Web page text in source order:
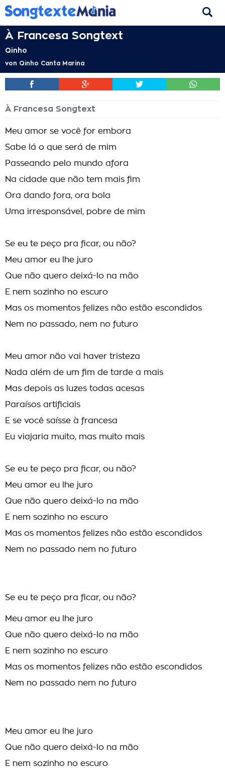
À Francesa Songtext
Qinho
von Qinho Canta Marina
À Francesa Songtext
Meu amor se você for embora
Sabe lá o que será de mim
Passeando pelo mundo afora
Na cidade que não tem mais fim
Ora dando fora, ora bola
Uma irresponsável, pobre de mim
Se eu te peço pra ficar, ou não?
Meu amor eu lhe juro
Que não quero deixá-lo na mão
E nem sozinho no escuro
Mas os momentos felizes não estão escondidos
Nem no passado, nem no futuro
Meu amor não vai haver tristeza
Nada além de um fim de tarde a mais
Mas depois as luzes todas acesas
Paraí­sos artificiais
E se você saísse à francesa
Eu viajaria muito, mas muito mais
Se eu te peço pra ficar, ou não?
Meu amor eu lhe juro
Que não quero deixá-lo na mão
E nem sozinho no escuro
Mas os momentos felizes não estão escondidos
Nem no passado nem no futuro
Se eu te peço pra ficar, ou não?
Meu amor eu lhe juro
Que não quero deixá-lo na mão
E nem sozinho no escuro
Mas os momentos felizes não estão escondidos
Nem no passado nem no futuro
Meu amor eu lhe juro
Que não quero deixá-lo na mão
E nem sozinho no escuro